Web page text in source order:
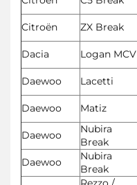
Citroën
ZX Break
Dacia
Logan MCV
Daewoo
Lacetti
Daewoo
Matiz
Daewoo
Nubira
Break
Daewoo
Nubira
Break